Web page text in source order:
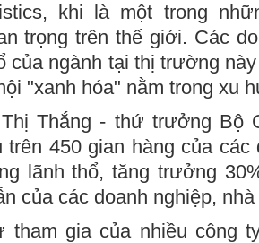
khi là một trong
trọng trên thế giới. Các
của ngành tại thị trường
"xanh hóa" nằm trong xu
Thắng - thứ trưởng Bộ
trên 450 gian hàng của
lãnh thổ, tăng trưởng
của các doanh nghiệp,
tham gia của nhiều công